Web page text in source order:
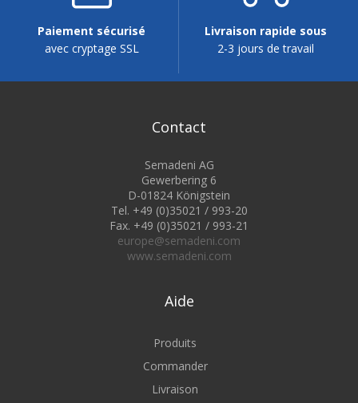
Paiement sécurisé
avec cryptage SSL
Livraison rapide sous
2-3 jours de travail
Contact
Semadeni AG
Gewerbering 6
D-01824 Königstein
Tel. +49 (0)35021 / 993-20
Fax. +49 (0)35021 / 993-21
europe@semadeni.com
www.semadeni.com
Aide
Produits
Commander
Livraison